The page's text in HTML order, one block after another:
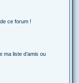
ce forum !
ma liste d’amis ou